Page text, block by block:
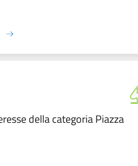
della categoria Piazza